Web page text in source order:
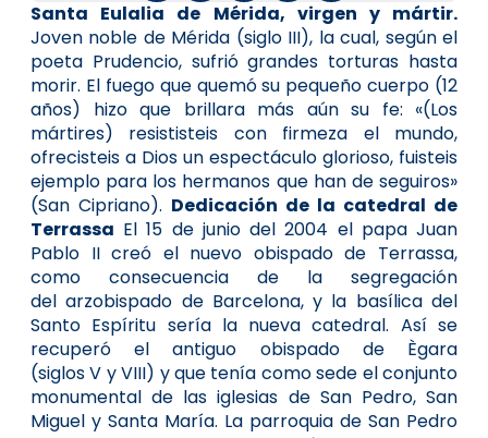
Santa Eulalia de Mérida, virgen y mártir.
Joven noble de Mérida (siglo III), la cual, según el
poeta Prudencio, sufrió grandes torturas hasta
morir. El fuego que quemó su pequeño cuerpo (12
años) hizo que brillara más aún su fe: «(Los
mártires) resististeis con firmeza el mundo,
ofrecisteis a Dios un espectáculo glorioso, fuisteis
ejemplo para los hermanos que han de seguiros»
(San Cipriano). Dedicación de la catedral de
Terrassa El 15 de junio del 2004 el papa Juan
Pablo II creó el nuevo obispado de Terrassa,
como consecuencia de la segregación
del arzobispado de Barcelona, y la basílica del
Santo Espíritu sería la nueva catedral. Así se
recuperó el antiguo obispado de Ègara
(siglos V y VIII) y que tenía como sede el conjunto
monumental de las iglesias de San Pedro, San
Miguel y Santa María. La parroquia de San Pedro